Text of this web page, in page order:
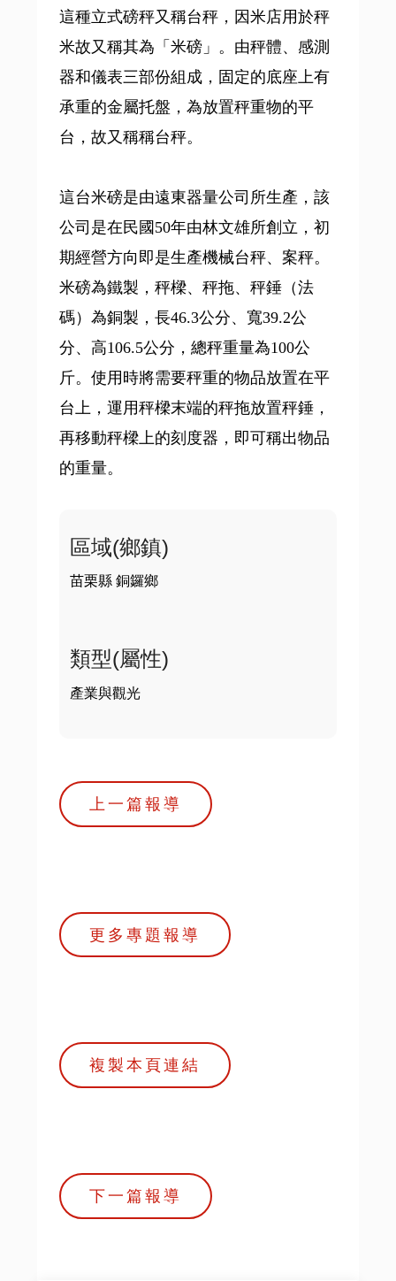
這種立式磅秤又稱台秤，因米店用於秤
米故又稱其為「米磅」。由秤體、感測
器和儀表三部份組成，固定的底座上有
承重的金屬托盤，為放置秤重物的平
台，故又稱稱台秤。
這台米磅是由遠東器量公司所生產，該
公司是在民國50年由林文雄所創立，初
期經營方向即是生產機械台秤、案秤。
米磅為鐵製，秤樑、秤拖、秤錘（法
碼）為銅製，長46.3公分、寬39.2公
分、高106.5公分，總秤重量為100公
斤。使用時將需要秤重的物品放置在平
台上，運用秤樑末端的秤拖放置秤錘，
再移動秤樑上的刻度器，即可稱出物品
的重量。
區域(鄉鎮)
苗栗縣 銅鑼鄉
類型(屬性)
產業與觀光
上一篇報導
更多專題報導
複製本頁連結
下一篇報導